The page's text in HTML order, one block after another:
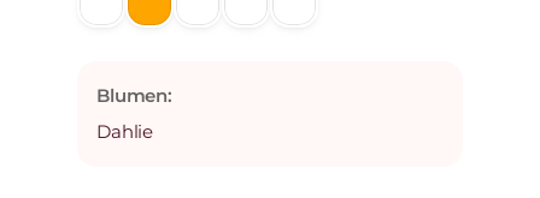
Blumen:
Dahlie